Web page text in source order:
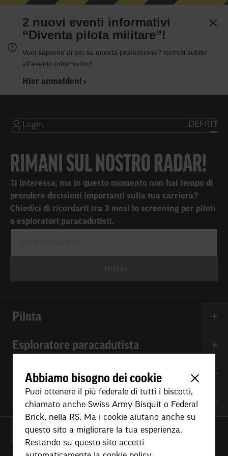
2 nuovi eventi informativi
“Diventa pilota militare”!
Vuoi saperne di più su questa professione? Iscriviti subito
all'evento informativo!
Hier anmelden!
Abbiamo bisogno dei cookie
Puoi ottenere il più federale di tutti i biscotti,
chiamato anche Swiss Army Bisquit o Federal
Brick, nella RS. Ma i cookie aiutano anche su
questo sito a migliorare la tua esperienza.
Restando su questo sito accetti
There was an error loading the page.
Login DE FR
RIMANI SUL NOSTRO RADAR!
Ti interessa, ma in questo momento non hai tempo di
prendere decisioni importanti sulla tua carriera?
Chiedici di ricordarti tra 3 mesi lo screening per piloti
o esploratori paracadutisti.
Pilota
Pilota di jet
Pilota di droni
Pilota di linea
Altre professioni aeronautiche
Esploratore paracadutista
Screening
Corso preparatorio
Esploratore paracadutista
Discover SPHAIR
Media Hub
Meet the pros
Eventi e appuntamenti
Informazioni per le donne
Assistenza e contatto
Contatto principale SPHAIR